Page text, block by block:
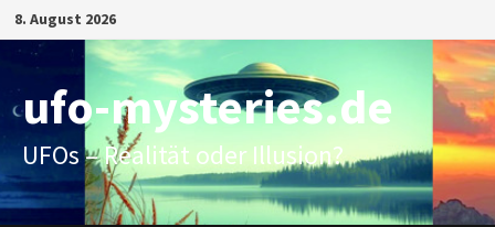
Zum
Inhalt
springen
8. August 2026
ufo-mysteries.de
UFOs – Realität oder Illusion?